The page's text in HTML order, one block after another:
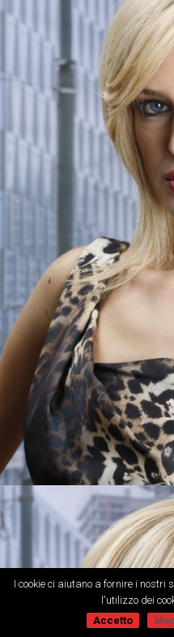
I cookie ci aiutano a fornire i nostri
l'utilizzo dei
Accetto